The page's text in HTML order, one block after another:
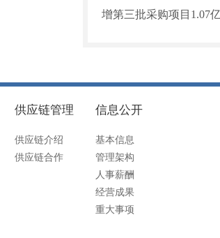
增第三批采购项目1.07
供应链管理
供应链介绍
供应链合作
信息公开
基本信息
管理架构
人事薪酬
经营成果
重大事项